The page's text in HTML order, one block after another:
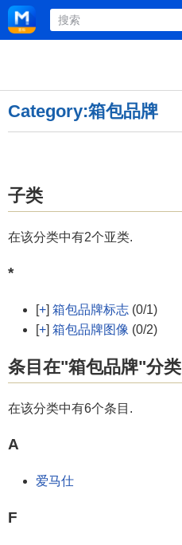
Category:箱包品牌
子类
在该分类中有2个亚类.
*
[+] 箱包品牌标志 (0/1)
[+] 箱包品牌图像 (0/2)
条目在"箱包品牌"分类
在该分类中有6个条目.
A
爱马仕
F